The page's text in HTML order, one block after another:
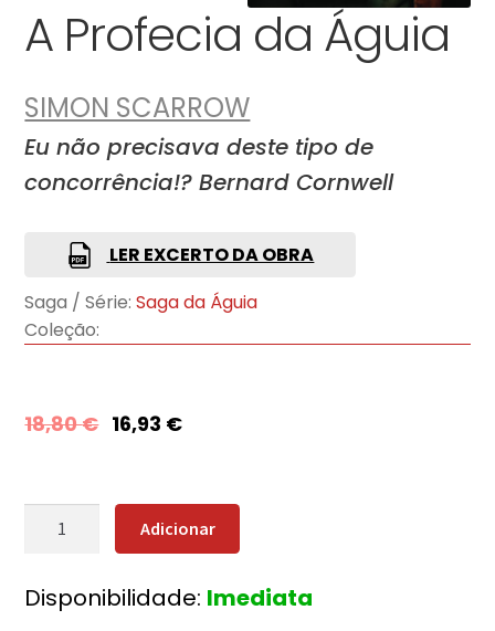
A Profecia da Águia
SIMON SCARROW
Eu não precisava deste tipo de
concorrência!? Bernard Cornwell
LER EXCERTO DA OBRA
Saga / Série: Saga da Águia
Coleção:
18,80€ 16,93 €
Quantidade
Profecia
Adicionar
Disponibilidade: Imediata